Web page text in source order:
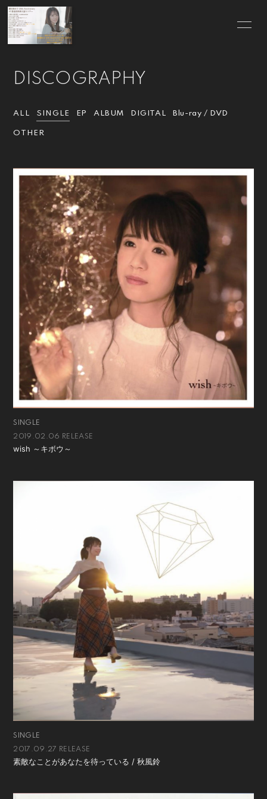
SCHEDULE PROFILE
VIDEO DISCOGRAPHY
RADIO PHOTO
Q&A for Wedding
GOODS CONTACT
ファンレター・プレ
ゼントについて
会員登録 ログイン
DISCOGRAPHY
ALL SINGLE EP ALBUM DIGITAL Blu-ray / DVD
OTHER
SINGLE
2019.02.06 RELEASE
wish ～キボウ～
SINGLE
2017.09.27 RELEASE
素敵なことがあなたを待っている / 秋風鈴